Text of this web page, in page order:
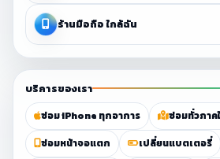
ร้านมือถือ ใกล้ฉัน
บริการของเรา
ซ่อม iPhone ทุกอาการ
ซ่อมทั่วภาค
ซ่อมหน้าจอแตก
เปลี่ยนแบตเตอรี่